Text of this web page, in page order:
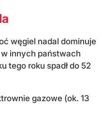
węgiel nadal dominuje
innych państwach
tego roku spadł do 52
gazowe (ok. 13